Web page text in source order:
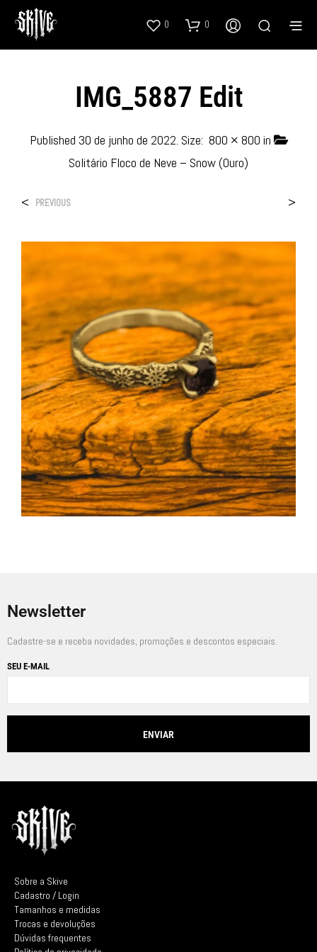
0 0
IMG_5887 Edit
Published 30 de junho de 2022. Size: 800 × 800 in
Solitário Floco de Neve – Snow (Ouro)
< PREVIOUS >
Newsletter
Cadastre-se e receba novidades, promoções e descontos especiais.
SEU E-MAIL
Sobre a Skive
Cadastro / Login
Tamanhos e medidas
Trocas e devoluções
Dúvidas frequentes